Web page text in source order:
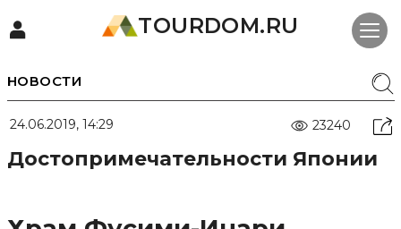
TOURDOM.RU
НОВОСТИ
24.06.2019, 14:29 23240
Достопримечательности Японии